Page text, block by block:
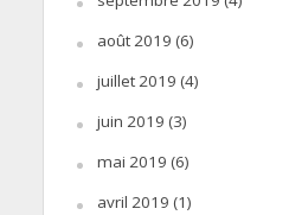
août 2019 (6)
juillet 2019 (4)
juin 2019 (3)
mai 2019 (6)
avril 2019 (1)